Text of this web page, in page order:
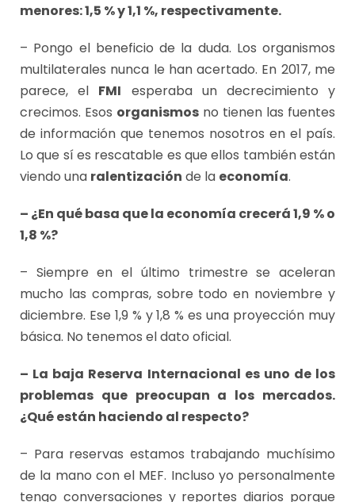
menores: 1,5 % y 1,1 %, respectivamente.
– Pongo el beneficio de la duda. Los organismos
multilaterales nunca le han acertado. En 2017, me
parece, el FMI esperaba un decrecimiento y
crecimos. Esos organismos no tienen las fuentes
de información que tenemos nosotros en el país.
Lo que sí es rescatable es que ellos también están
viendo una ralentización de la economía.
– ¿En qué basa que la economía crecerá 1,9 % o
1,8 %?
– Siempre en el último trimestre se aceleran
mucho las compras, sobre todo en noviembre y
diciembre. Ese 1,9 % y 1,8 % es una proyección muy
básica. No tenemos el dato oficial.
– La baja Reserva Internacional es uno de los
problemas que preocupan a los mercados.
¿Qué están haciendo al respecto?
– Para reservas estamos trabajando muchísimo
de la mano con el MEF. Incluso yo personalmente
tengo conversaciones y reportes diarios porque